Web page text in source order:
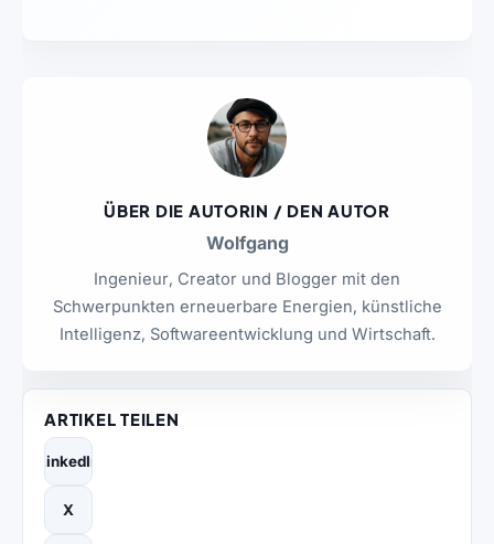
ÜBER DIE AUTORIN / DEN AUTOR
Wolfgang
Ingenieur, Creator und Blogger mit den
Schwerpunkten erneuerbare Energien, künstliche
Intelligenz, Softwareentwicklung und Wirtschaft.
ARTIKEL TEILEN
LinkedIn
X